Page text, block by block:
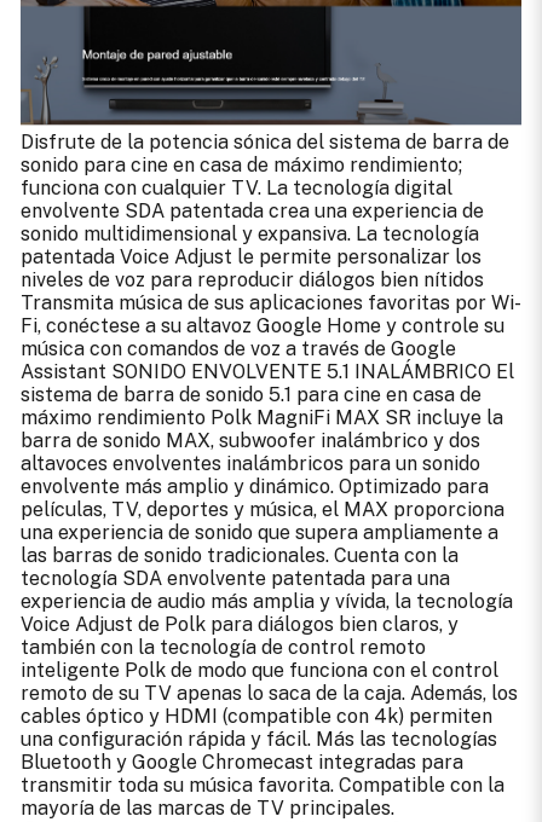
Disfrute de la potencia sónica del sistema de barra de
sonido para cine en casa de máximo rendimiento;
funciona con cualquier TV. La tecnología digital
envolvente SDA patentada crea una experiencia de
sonido multidimensional y expansiva. La tecnología
patentada Voice Adjust le permite personalizar los
niveles de voz para reproducir diálogos bien nítidos
Transmita música de sus aplicaciones favoritas por Wi-
Fi, conéctese a su altavoz Google Home y controle su
música con comandos de voz a través de Google
Assistant SONIDO ENVOLVENTE 5.1 INALÁMBRICO El
sistema de barra de sonido 5.1 para cine en casa de
máximo rendimiento Polk MagniFi MAX SR incluye la
barra de sonido MAX, subwoofer inalámbrico y dos
altavoces envolventes inalámbricos para un sonido
envolvente más amplio y dinámico. Optimizado para
películas, TV, deportes y música, el MAX proporciona
una experiencia de sonido que supera ampliamente a
las barras de sonido tradicionales. Cuenta con la
tecnología SDA envolvente patentada para una
experiencia de audio más amplia y vívida, la tecnología
Voice Adjust de Polk para diálogos bien claros, y
también con la tecnología de control remoto
inteligente Polk de modo que funciona con el control
remoto de su TV apenas lo saca de la caja. Además, los
cables óptico y HDMI (compatible con 4k) permiten
una configuración rápida y fácil. Más las tecnologías
Bluetooth y Google Chromecast integradas para
transmitir toda su música favorita. Compatible con la
mayoría de las marcas de TV principales.